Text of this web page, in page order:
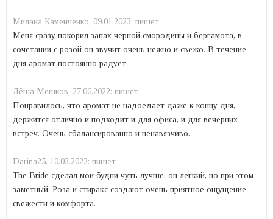
Mилана Каменченко, 09.01.2023: пишет
Меня сразу покорил запах черной смородины и бергамота, в
сочетании с розой он звучит очень нежно и свежо. В течение
дня аромат постоянно радует.
Лёша Mешков, 27.06.2022: пишет
Понравилось, что аромат не надоедает даже к концу дня,
держится отлично и подходит и для офиса, и для вечерних
встреч. Очень сбалансированно и ненавязчиво.
Darina25, 10.03.2022: пишет
The Bride сделал мои будни чуть лучше, он легкий, но при этом
заметный. Роза и стиракс создают очень приятное ощущение
свежести и комфорта.